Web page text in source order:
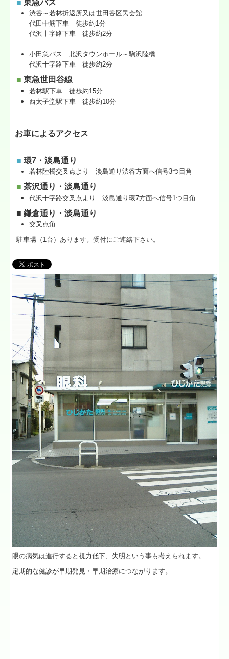
■ 東急バス
渋谷～若林折返所又は世田谷区民会館
代田中筋下車 徒歩約1分
代沢十字路下車 徒歩約2分
小田急バス 北沢タウンホール～駒沢陸橋
代沢十字路下車 徒歩約2分
■ 東急世田谷線
若林駅下車 徒歩約15分
西太子堂駅下車 徒歩約10分
お車によるアクセス
■ 環7・淡島通り
若林陸橋交叉点より 淡島通り渋谷方面へ信号3つ目角
■ 茶沢通り・淡島通り
代沢十字路交叉点より 淡島通り環7方面へ信号1つ目角
■ 鎌倉通り・淡島通り
交叉点角
駐車場（1台）あります。受付にご連絡下さい。
眼の病気は進行すると視力低下、失明という事も考えられます。
定期的な健診が早期発見・早期治療につながります。